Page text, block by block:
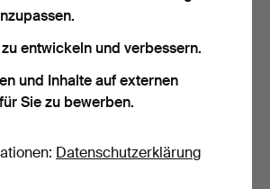
entwickeln und verbessern.
und Inhalte auf externen
Sie zu bewerben.
Datenschutzerklärung